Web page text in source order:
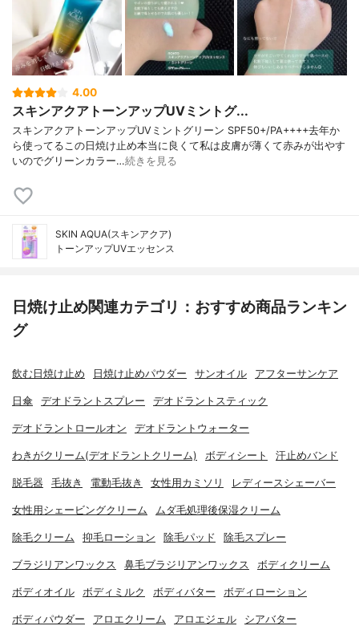
4.00
スキンアクアトーンアップUVミントグ...
スキンアクアトーンアップUVミントグリーン SPF50+/PA++++去年か
ら使ってるこの日焼け止め本当に良くて私は皮膚が薄くて赤みが出やす
いのでグリーンカラー…続きを見る
SKIN AQUA(スキンアクア)
トーンアップUVエッセンス
日焼け止め関連カテゴリ：おすすめ商品ランキン
グ
飲む日焼け止め 日焼け止めパウダー サンオイル アフターサンケア
日傘 デオドラントスプレー デオドラントスティック
デオドラントロールオン デオドラントウォーター
わきがクリーム(デオドラントクリーム) ボディシート 汗止めバンド
脱毛器 毛抜き 電動毛抜き 女性用カミソリ レディースシェーバー
女性用シェービングクリーム ムダ毛処理後保湿クリーム
除毛クリーム 抑毛ローション 除毛パッド 除毛スプレー
ブラジリアンワックス 鼻毛ブラジリアンワックス ボディクリーム
ボディオイル ボディミルク ボディバター ボディローション
ボディパウダー アロエクリーム アロエジェル シアバター